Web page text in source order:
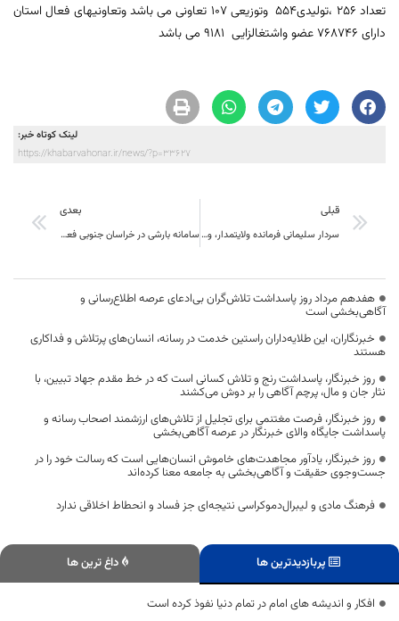
تعداد 256 ،تولیدی554 وتوزیعی 107 تعاونی می باشد وتعاونیهای فعال استان
دارای 768746 عضو واشتغالزایی 9181 می باشد
لینک کوتاه خبر:
https://khabarvahonar.ir/news/?p=33627
قبلی
سردار سلیمانی فرمانده ولایتمدار، وحدت‌آفرین و نجیب بود
بعدی
سامانه بارشی در خراسان جنوبی فعال شد
هفدهم مرداد روز پاسداشت تلاش‌گران بی‌ادعای عرصه اطلاع‌رسانی و
آگاهی‌بخشی است
خبرنگاران، این طلایه‌داران راستین خدمت در رسانه، انسان‌های پرتلاش و فداکاری
هستند
روز خبرنگار، پاسداشت رنج و تلاش کسانی است که در خط مقدم جهاد تبیین، با
نثار جان و مال، پرچم آگاهی را بر دوش می‌کشند
روز خبرنگار، فرصت مغتنمی برای تجلیل از تلاش‌های ارزشمند اصحاب رسانه و
پاسداشت جایگاه والای خبرنگار در عرصه آگاهی‌بخشی
روز خبرنگار، یادآور مجاهدت‌های خاموش انسان‌هایی است که رسالت خود را در
جست‌وجوی حقیقت و آگاهی‌بخشی به جامعه معنا کرده‌اند
فرهنگ مادی و لیبرال‌دموکراسی نتیجه‌ای جز فساد و انحطاط اخلاقی ندارد
پربازدیدترین ها داغ ترین ها
افکار و اندیشه های امام در تمام دنیا نفوذ کرده است